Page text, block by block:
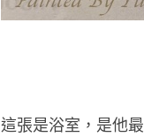
這張是浴室，是他